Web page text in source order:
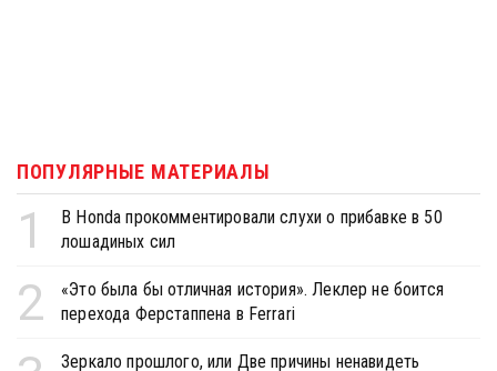
ПОПУЛЯРНЫЕ МАТЕРИАЛЫ
1
В Honda прокомментировали слухи о прибавке в 50
лошадиных сил
2
«Это была бы отличная история». Леклер не боится
перехода Ферстаппена в Ferrari
Зеркало прошлого, или Две причины ненавидеть